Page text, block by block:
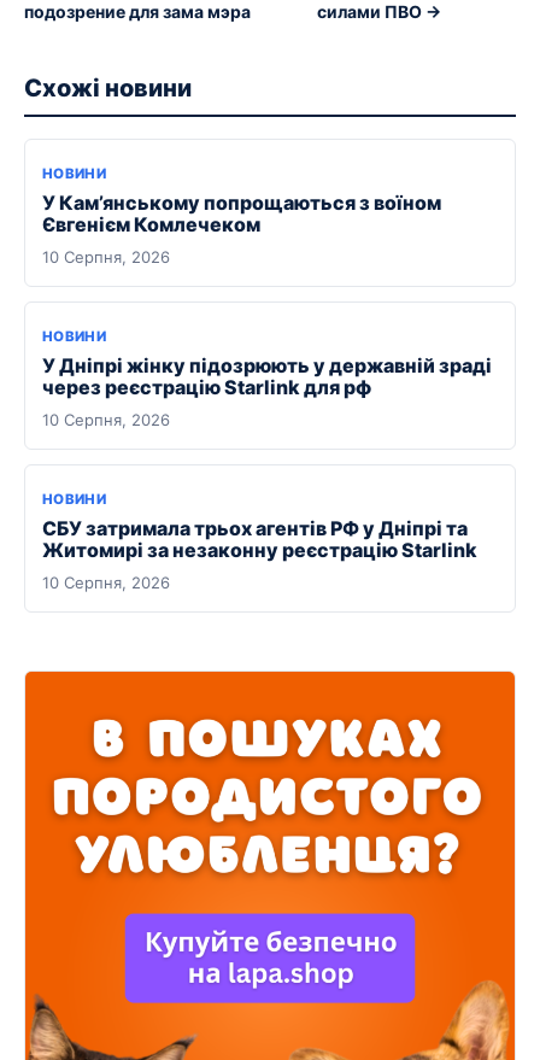
подозрение для зама мэра силами ПВО →
Схожі новини
НОВИНИ
У Кам’янському попрощаються з воїном
Євгенієм Комлечеком
10 Серпня, 2026
НОВИНИ
У Дніпрі жінку підозрюють у державній зраді
через реєстрацію Starlink для рф
10 Серпня, 2026
НОВИНИ
СБУ затримала трьох агентів РФ у Дніпрі та
Житомирі за незаконну реєстрацію Starlink
10 Серпня, 2026